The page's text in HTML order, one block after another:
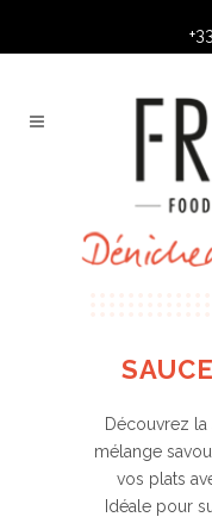
Découvrez la
mélange
vos plats
Idéale pour